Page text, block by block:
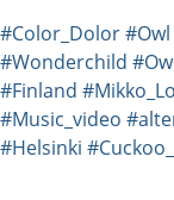
#Color_Dolor#Owl
#Wonderchild
#Finland
#Music_video
#Helsinki